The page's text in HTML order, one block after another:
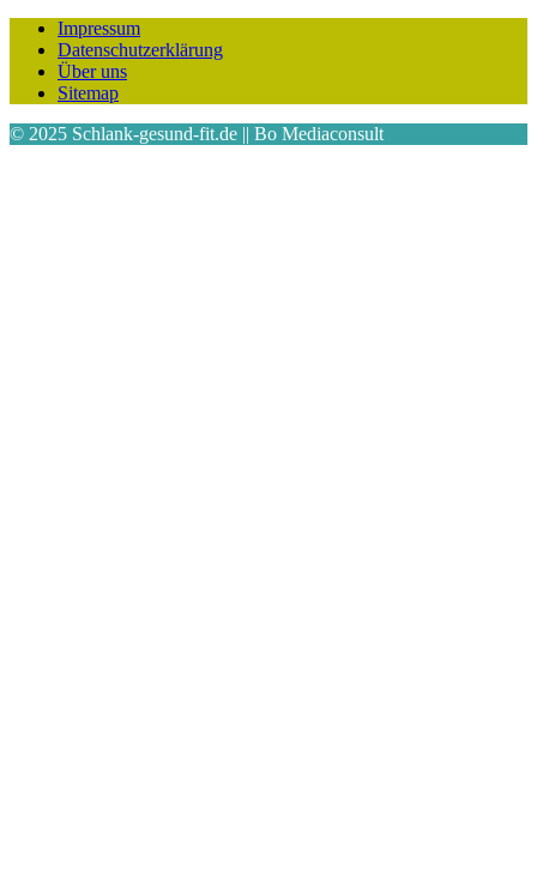
Impressum
Datenschutzerklärung
Über uns
Sitemap
© 2025 Schlank-gesund-fit.de || Bo Mediaconsult